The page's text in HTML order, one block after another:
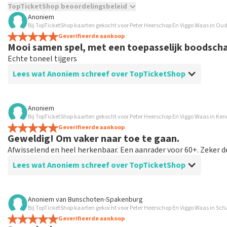
TopTicketShop beoordelingsbeleid
TopTicketShop verzamelt reviews van echte klanten. Het is
hebt aangeschaft bij TopTicketShop. Reviews met grof
weken duren voordat een review wordt geplaatst.
Anoniem
Bij TopTicketShop kaarten gekocht voor Peter Heerschop En Viggo Waas in
Geverifieerde aankoop
Mooi samen spel, met een toepasselijk
Echte toneel tijgers
Lees wat Anoniem schreef over TopTicketShop
Beoordeling van Anoniem over
Nette service
Anoniem
Bij TopTicketShop kaarten gekocht voor Peter Heerschop En Viggo Waas in
Geverifieerde aankoop
Geweldig! Om vaker naar toe te gaan.
Afwisselend en heel herkenbaar. Een aanrader voor 60+. Zeker
Lees wat Anoniem schreef over TopTicketShop
Beoordeling van Anoniem over
Veel te veel betaald voor de kaartjes.
Anoniem van Bunschoten-Spakenburg
Bij TopTicketShop kaarten gekocht voor Peter Heerschop En Viggo Waas in
Geverifieerde aankoop